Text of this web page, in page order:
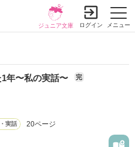
メニュー
ジュニア文庫 ログイン
年〜私の実話〜 完
実話 20ページ